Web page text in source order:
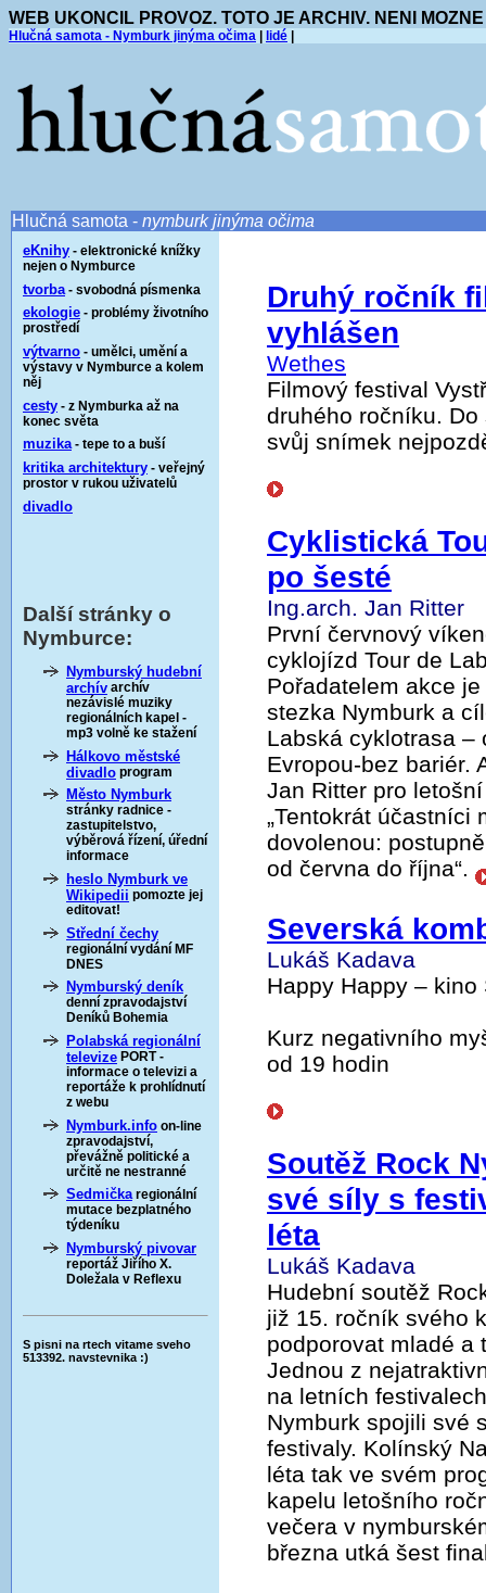
WEB UKONCIL PROVOZ. TOTO JE ARCHIV. NENI
Hlučná samota - Nymburk jinýma očima lidé
Hlučná samota - nymburk jinýma očima
eKnihy - elektronické knížky
nejen o Nymburce
tvorba - svobodná písmenka
ekologie - problémy životního
prostředí
výtvarno - umělci, umění a
výstavy v Nymburce a kolem
něj
cesty - z Nymburka až na
konec světa
muzika- tepe to a buší
kritika architektury - veřejný
prostor v rukou uživatelů
divadlo
Další stránky o
Nymburce:
Nymburský hudební
archív archív
nezávislé muziky
regionálních kapel -
mp3 volně ke stažení
Hálkovo městské
divadlo program
Město Nymburk
stránky radnice -
zastupitelstvo,
výběrová řízení, úřední
informace
heslo Nymburk ve
Wikipedii pomozte jej
editovat!
Střední čechy
regionální vydání MF
DNES
Nymburský deník
denní zpravodajství
Deníků Bohemia
Polabská regionální
televize PORT -
informace o televizi a
reportáže k prohlídnutí
z webu
Nymburk.info on-line
zpravodajství,
převážně politické a
určitě ne nestranné
Sedmičkaregionální
mutace bezplatného
týdeníku
Nymburský pivovar
reportáž Jiřího X.
Doležala v Reflexu
S pisni na rtech vitame sveho
513392. navstevnika :)
Druhý ročník
vyhlášen
Wethes
Filmový festival
druhého ročníku.
svůj snímek
Cyklistická
po šesté
Ing.arch. Jan Ritter
První červnový
cyklojízd Tour de
Pořadatelem akce
stezka Nymburk a
Labská cyklotrasa –
Evropou-bez bariér.
Jan Ritter pro
„Tentokrát účastníci
dovolenou:
od června do října“.
Severská
Lukáš Kadava
Happy Happy –
Kurz negativního
od 19 hodin
Soutěž Rock
své síly s
léta
Lukáš Kadava
Hudební soutěž
již 15. ročník svého
podporovat mladé a
Jednou z
na letních
Nymburk spojili své
festivaly. Kolínský
léta tak ve svém
kapelu letošního
večera v
března utká šest